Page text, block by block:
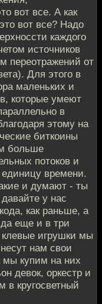
вот все. А как
вот все? Надо
каждого
источников
переотражений от
Для этого в
маленьких и
которые умеют
в
этому на
биткоины
больше
потоков и
единицу времени.
и думают - ты
у нас
как раньше, а
еще и в три
клевые игрушки мы
нам свои
мы купим на них
девок, оркестр и
в кругосветный